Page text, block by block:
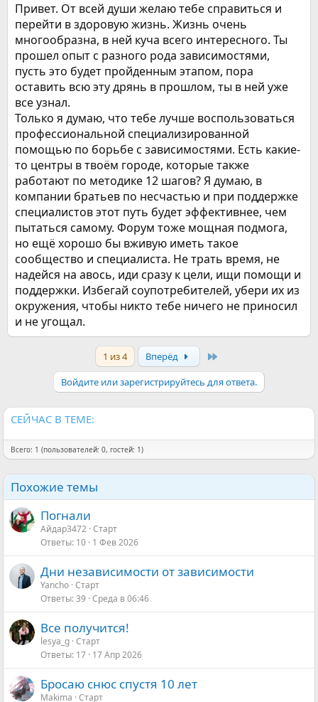
Привет. От всей души желаю тебе справиться и
перейти в здоровую жизнь. Жизнь очень
многообразна, в ней куча всего интересного. Ты
прошел опыт с разного рода зависимостями,
пусть это будет пройденным этапом, пора
оставить всю эту дрянь в прошлом, ты в ней уже
все узнал.
Только я думаю, что тебе лучше воспользоваться
профессиональной специализированной
помощью по борьбе с зависимостями. Есть какие-
то центры в твоём городе, которые также
работают по методике 12 шагов? Я думаю, в
компании братьев по несчастью и при поддержке
специалистов этот путь будет эффективнее, чем
пытаться самому. Форум тоже мощная подмога,
но ещё хорошо бы вживую иметь такое
сообщество и специалиста. Не трать время, не
надейся на авось, иди сразу к цели, ищи помощи и
поддержки. Избегай соупотребителей, убери их из
окружения, чтобы никто тебе ничего не приносил
и не угощал.
1 из 4 Вперёд
Войдите или зарегистрируйтесь для ответа.
СЕЙЧАС В ТЕМЕ:
Всего: 1 (пользователей: 0, гостей: 1)
Похожие темы
Погнали
Айдар3472 Старт
Ответы 10 1 Фев 2026
Дни независимости от зависимости
Yancho Старт
Ответы 39 Среда в 06:46
Все получится!
lesya_g Старт
Ответы 17 17 Апр 2026
Бросаю снюс спустя 10 лет
Makima Старт